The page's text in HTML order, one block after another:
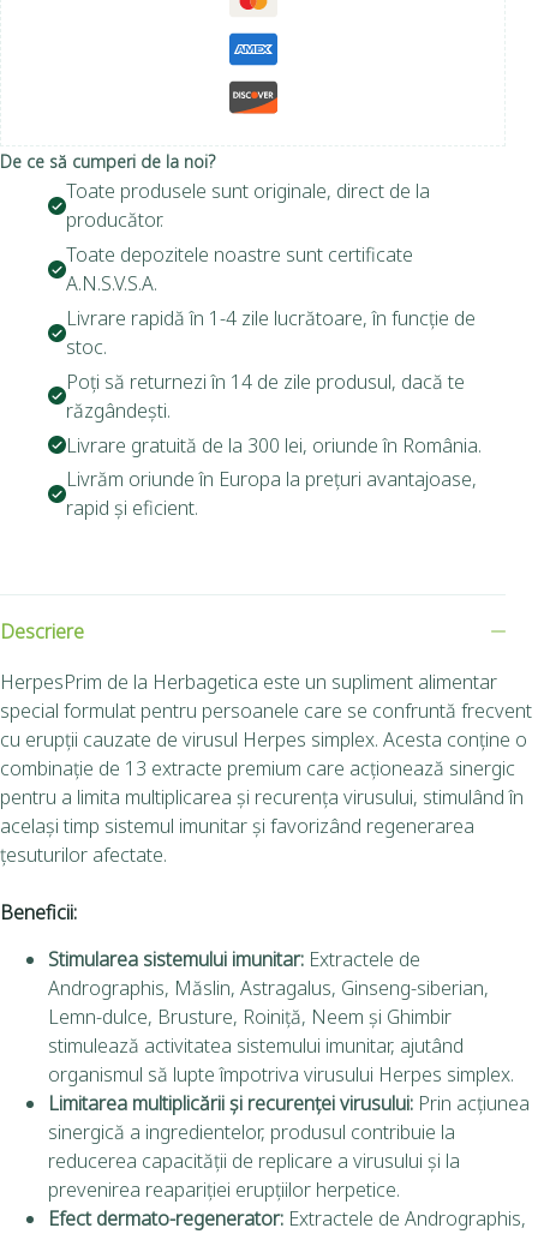
De ce să cumperi de la noi?
Toate produsele sunt originale, direct de la
producător.
Toate depozitele noastre sunt certificate
A.N.S.V.S.A.
Livrare rapidă în 1-4 zile lucrătoare, în funcție de
stoc.
Poți să returnezi în 14 de zile produsul, dacă te
răzgândești.
Livrare gratuită de la 300 lei, oriunde în România.
Livrăm oriunde în Europa la prețuri avantajoase,
rapid și eficient.
Descriere
HerpesPrim de la Herbagetica este un supliment alimentar
special formulat pentru persoanele care se confruntă frecvent
cu erupții cauzate de virusul Herpes simplex. Acesta conține o
combinație de 13 extracte premium care acționează sinergic
pentru a limita multiplicarea și recurența virusului, stimulând în
același timp sistemul imunitar și favorizând regenerarea
țesuturilor afectate.
Beneficii:
Stimularea sistemului imunitar: Extractele de
Andrographis, Măslin, Astragalus, Ginseng-siberian,
Lemn-dulce, Brusture, Roiniță, Neem și Ghimbir
stimulează activitatea sistemului imunitar, ajutând
organismul să lupte împotriva virusului Herpes simplex.
Limitarea multiplicării și recurenței virusului: Prin acțiunea
sinergică a ingredientelor, produsul contribuie la
reducerea capacității de replicare a virusului și la
prevenirea reapariției erupțiilor herpetice.
Efect dermato-regenerator: Extractele de Andrographis,